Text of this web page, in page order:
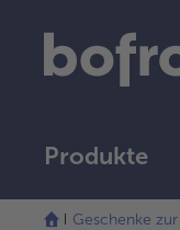
Produkte
Geschenke